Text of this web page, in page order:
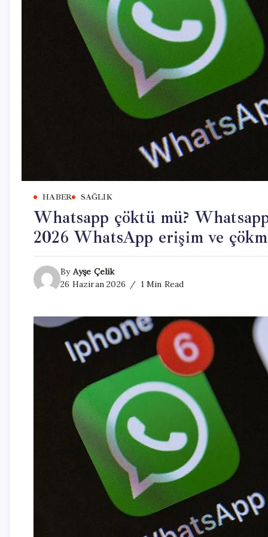
HABER SAĞLIK
Whatsapp çöktü mü?
2026 WhatsApp erişim ve
By Ayşe Çelik
26 Haziran 2026
1 Min Read